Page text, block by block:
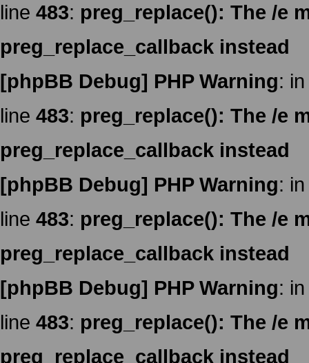
line 483: preg_replace(): The /e
preg_replace_callback instead
[phpBB Debug] PHP Warning:
line 483: preg_replace(): The /e
preg_replace_callback instead
[phpBB Debug] PHP Warning:
line 483: preg_replace(): The /e
preg_replace_callback instead
[phpBB Debug] PHP Warning:
line 483: preg_replace(): The /e
preg_replace_callback instead